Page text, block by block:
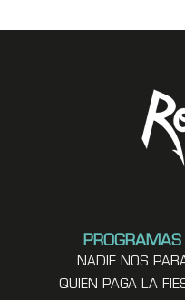
PROGRAMAS
NADIE NOS
QUIEN PAGA LA